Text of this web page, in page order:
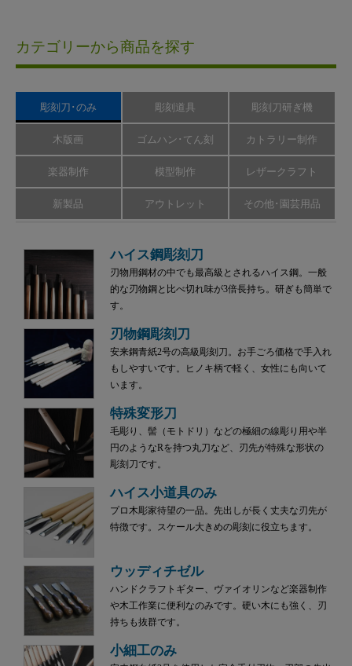
カテゴリーから商品を探す
彫刻刀･のみ 彫刻道具 彫刻刀研ぎ機
木版画 ゴムハン･てん刻 カトラリー制作
楽器制作 模型制作 レザークラフト
新製品 アウトレット その他･園芸用品
ハイス鋼彫刻刀
刃物用鋼材の中でも最高級とされるハイス鋼。一般
的な刃物鋼と比べ切れ味が3倍長持ち。研ぎも簡単で
す。
刃物鋼彫刻刀
安来鋼青紙2号の高級彫刻刀。お手ごろ価格で手入れ
もしやすいです。ヒノキ柄で軽く、女性にも向いて
います。
特殊変形刀
毛彫り、髻（モトドリ）などの極細の線彫り用や半
円のようなRを持つ丸刀など、刃先が特殊な形状の
彫刻刀です。
ハイス小道具のみ
プロ木彫家待望の一品。先出しが長く丈夫な刃先が
特徴です。スケール大きめの彫刻に役立ちます。
ウッディチゼル
ハンドクラフトギター、ヴァイオリンなど楽器制作
や木工作業に便利なのみです。硬い木にも強く、刃
持ちも抜群です。
小細工のみ